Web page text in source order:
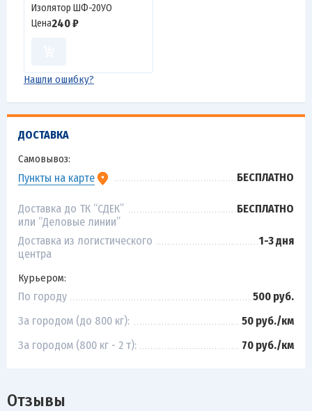
ДОСТАВКА
Самовывоз:
Пункты на карте БЕСПЛАТНО
Доставка до ТК “СДЕК”
или “Деловые линии”
БЕСПЛАТНО
Доставка из логистического
центра
1-3 дня
Курьером:
По городу
500 руб.
За городом (до 800 кг):
50 руб./км
За городом (800 кг - 2 т):
70 руб./км
Изолятор ШФ-20УО
Цена240 ₽
Нашли ошибку?
Отзывы